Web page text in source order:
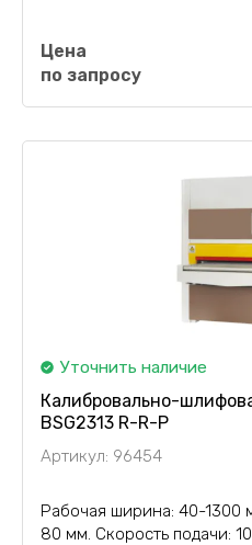
Горячий 10-пролетный
поперечным
рамой. Прессующее
десятью горячими
Цена
по запросу
Уточнить наличие
Калибровально-
BSG2313 R-R-P
Артикул: 96454
Рабочая ширина: 40-1300
80 мм. Скорость подачи: